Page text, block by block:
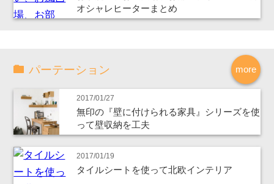
オシャレヒーターまとめ
more
パーテーション
2017/01/27
無印の『壁に付けられる家具』シリーズを使
って壁収納を工夫
2017/01/19
タイルシートを使って北欧インテリア